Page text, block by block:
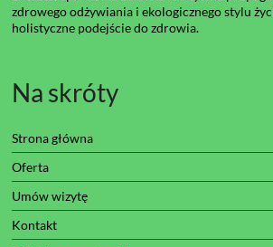
zdrowego odżywiania i ekologicznego stylu
holistyczne podejście do zdrowia.
Na skróty
Strona główna
Oferta
Umów wizytę
Kontakt